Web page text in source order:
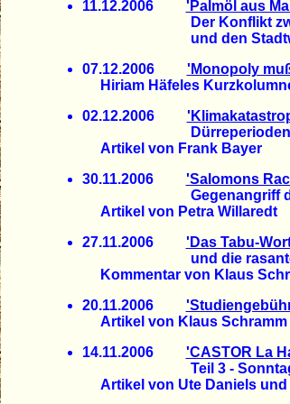
11.12.2006 'Palmöl aus
Der Konflikt
und den
07.12.2006 'Monopoly
Hiriam Häfeles
02.12.2006
Dürreperioden und
Artikel von Frank Bayer
30.11.2006 'Salomons
Gegenangriff der
Artikel von Petra Willaredt
27.11.2006 'Das Tabu-
und die rasante
Kommentar von Klaus
20.11.2006
Artikel von Klaus Schramm
14.11.2006 'CASTOR La
Teil 3 - Sonntag und
Artikel von Ute Daniels und